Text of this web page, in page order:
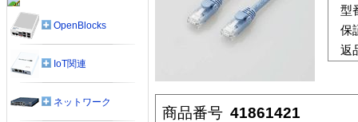
型
保
返
商品番号 41861421
OpenBlocks
IoT関連
ネットワーク